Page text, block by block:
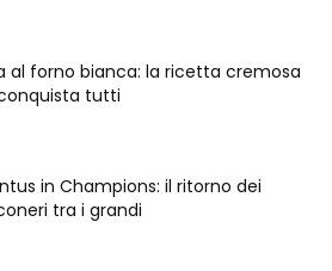
al forno bianca: la ricetta cremosa
tutti
in Champions: il ritorno dei
tra i grandi